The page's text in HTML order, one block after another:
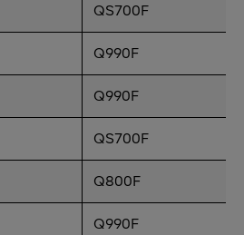
QS700F
Q990F
Q990F
QS700F
Q800F
Q990F